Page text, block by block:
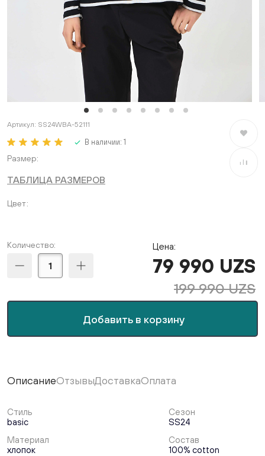
Артикул: SS24WBA-52111
В наличии: 1
В
В
Размер
ТАБЛИЦА РАЗМЕРОВ
Цвет
Количество:
Добавить в корзину
Цена:
79 990 UZS
199 990 UZS
ОписаниеОтзывыДоставкаОплата
Стиль
basic
Сезон
SS24
Материал
хлопок
Состав
100% cotton